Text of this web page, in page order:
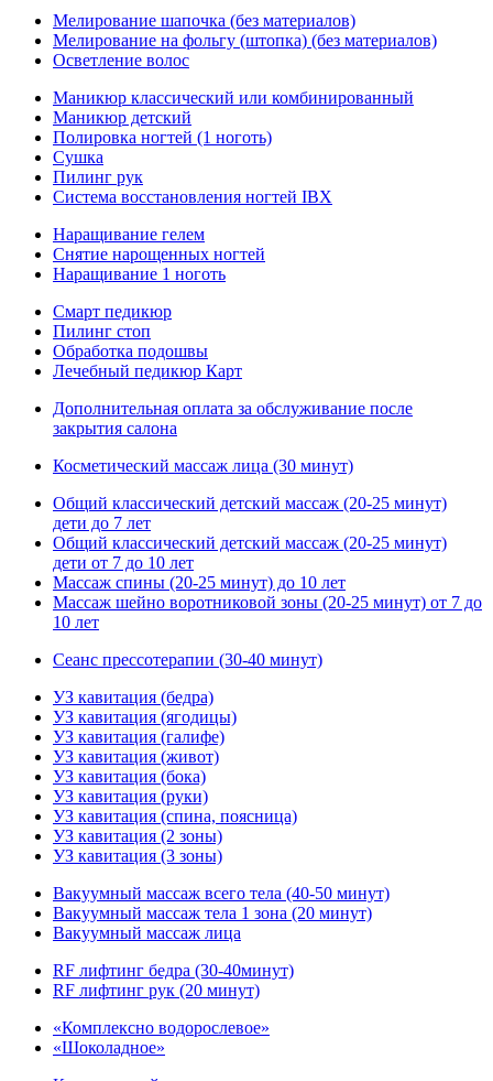
Мелирование шапочка (без материалов)
Мелирование на фольгу (штопка) (без материалов)
Осветление волос
Маникюр классический или комбинированный
Маникюр детский
Полировка ногтей (1 ноготь)
Сушка
Пилинг рук
Система восстановления ногтей IBX
Наращивание гелем
Снятие нарощенных ногтей
Наращивание 1 ноготь
Смарт педикюр
Пилинг стоп
Обработка подошвы
Лечебный педикюр Каpт
Дополнительная оплата за обслуживание после
закрытия салона
Косметический массаж лица (30 минут)
Общий классический детский массаж (20-25 минут)
дети до 7 лет
Общий классический детский массаж (20-25 минут)
дети от 7 до 10 лет
Массаж спины (20-25 минут) до 10 лет
Массаж шейно воротниковой зоны (20-25 минут) от 7 до
10 лет
Сеанс прессотерапии (30-40 минут)
УЗ кавитация (бедра)
УЗ кавитация (ягодицы)
УЗ кавитация (галифе)
УЗ кавитация (живот)
УЗ кавитация (бока)
УЗ кавитация (руки)
УЗ кавитация (спина, поясница)
УЗ кавитация (2 зоны)
УЗ кавитация (3 зоны)
Вакуумный массаж всего тела (40-50 минут)
Вакуумный массаж тела 1 зона (20 минут)
Вакуумный массаж лица
RF лифтинг бедра (30-40минут)
RF лифтинг рук (20 минут)
«Комплексно водорослевое»
«Шоколадное»